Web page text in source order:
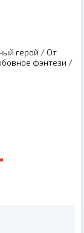
герой / От
фэнтези /